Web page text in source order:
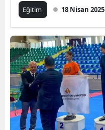
Eğitim 18 Nisan 2025